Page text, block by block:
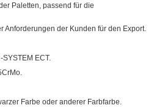
Paletten, passend für die
Anforderungen der Kunden für den Export.
SYSTEM ECT.
Farbe oder anderer Farbfarbe.